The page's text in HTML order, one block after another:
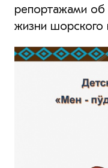
репортажами об
жизни шорского